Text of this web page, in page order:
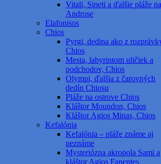
Vitali, Sineti a ďalšie pláže na
Androse
Elafonisos
Chios
Pyrgi, dedina ako z
Chios
Mesta, labyrintom uličiek a
podchodov, Chios
Olympi, ďalšia z čarovných
dedín Chiosu
Pláže na ostrove Chios
Kláštor Moundon, Chios
Kláštor Agios Minas, Chios
Kefalónia
Kefalónia – pláže známe aj
neznáme
Mysteriózna akropola Sami a
kláštor Agios Fanentes